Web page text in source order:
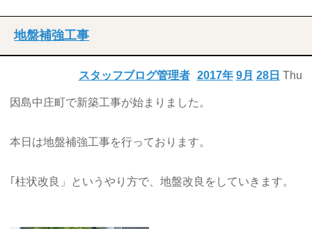
地盤補強工事
2017年 9月 28日 Thu
スタッフブログ管理者
因島中庄町で新築工事が始まりました。
本日は地盤補強工事を行っております。
｢柱状改良」というやり方で、地盤改良をしていきます。